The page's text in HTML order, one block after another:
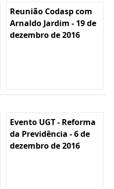
Reunião Codasp com
Arnaldo Jardim - 19 de
dezembro de 2016
Evento UGT - Reforma
da Previdência - 6 de
dezembro de 2016